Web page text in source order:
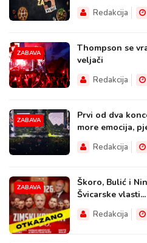
Redakcija
ZABAVA
Thompson se
veljači
Redakcija
ZABAVA
Prvi od dva
more emocija,
Redakcija
ZABAVA
Škoro, Bulić i
Švicarske vlasti...
Redakcija